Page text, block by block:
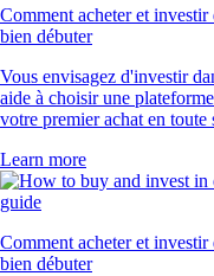
Comment acheter et
bien débuter
Vous envisagez d'investir
aide à choisir une
votre premier achat en toute
Learn more
Comment acheter et
bien débuter